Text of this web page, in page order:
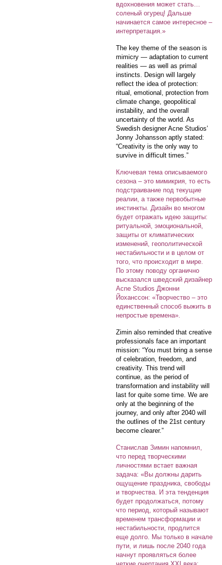
вдохновения может стать…
соленый огурец! Дальше
начинается самое интересное –
интерпретация.»
The key theme of the season is
mimicry — adaptation to current
realities — as well as primal
instincts. Design will largely
reflect the idea of protection:
ritual, emotional, protection from
climate change, geopolitical
instability, and the overall
uncertainty of the world. As
Swedish designer Acne Studios’
Jonny Johansson aptly stated:
“Creativity is the only way to
survive in difficult times.”
Ключевая тема описываемого
сезона – это мимикрия, то есть
подстраивание под текущие
реалии, а также первобытные
инстинкты. Дизайн во многом
будет отражать идею защиты:
ритуальной, эмоциональной,
защиты от климатических
изменений, геополитической
нестабильности и в целом от
того, что происходит в мире.
По этому поводу органично
высказался шведский дизайнер
Acne Studios Джонни
Йоханссон: «Творчество – это
единственный способ выжить в
непростые времена».
Zimin also reminded that creative
professionals face an important
mission: “You must bring a sense
of celebration, freedom, and
creativity. This trend will
continue, as the period of
transformation and instability will
last for quite some time. We are
only at the beginning of the
journey, and only after 2040 will
the outlines of the 21st century
become clearer.”
Станислав Зимин напомнил,
что перед творческими
личностями встает важная
задача: «Вы должны дарить
ощущение праздника, свободы
и творчества. И эта тенденция
будет продолжаться, потому
что период, который называют
временем трансформации и
нестабильности, продлится
еще долго. Мы только в начале
пути, и лишь после 2040 года
начнут проявляться более